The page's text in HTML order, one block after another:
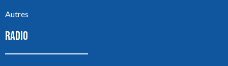
Autres
RADIO